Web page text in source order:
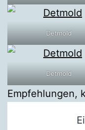
Detmold
Detmold
Empfehlungen,